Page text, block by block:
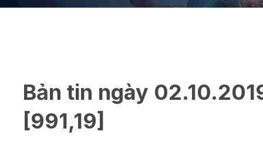
Bản tin ngày
[991,19]